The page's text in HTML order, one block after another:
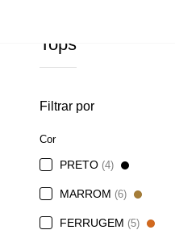
Tops
Filtrar por
Cor
PRETO (4)
MARROM (6)
FERRUGEM (5)